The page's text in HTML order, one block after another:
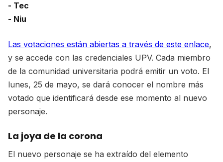
- Tec
- Niu
Las votaciones están abiertas a través de este enlace,
y se accede con las credenciales UPV. Cada miembro
de la comunidad universitaria podrá emitir un voto. El
lunes, 25 de mayo, se dará conocer el nombre más
votado que identificará desde ese momento al nuevo
personaje.
La joya de la corona
El nuevo personaje se ha extraído del elemento